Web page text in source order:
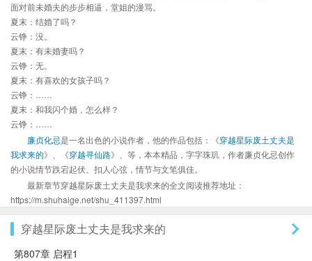
面对前未婚夫的步步相逼，堂姐的漫骂。
夏末：结婚了吗？
云铮：没。
夏末：有未婚妻吗？
云铮：无。
夏末：有喜欢的女孩子吗？
云铮：……
夏末：和我闪个婚，怎么样？
云铮：……
廉贞化忌是一名出色的小说作者，他的作品包括：《穿越星际废土丈夫是
我求来的》、《穿越寻仙路》、等，本本精品，字字珠玑，作者廉贞化忌创作
的小说情节跌宕起伏、扣人心弦，情节与文笔俱佳。
最新章节穿越星际废土丈夫是我求来的全文阅读推荐地址：
https://m.shuhaige.net/shu_411397.html
穿越星际废土丈夫是我求来的
第807章 启程1